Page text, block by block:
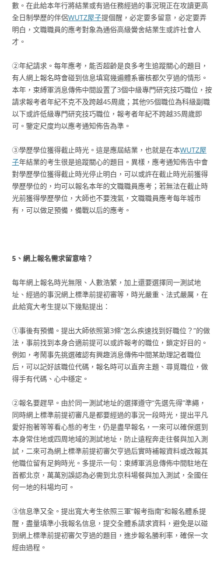
數。在此給本年行將結業或有過任務經過的事況現正在攻讀更高
全日制學歷的伴侶WUTZ屋子提個醒，必定要多留意，必定要弄
明白，文職職員的應考對象為通俗高級黌舍結業生或許社會人
才。
②年紀請求。每年應考，能否超齡是良多考生追蹤關心的題目，
有人網上報名時會碰到信息填寫幾遍體系審核都欠亨過的情形。
本年，束縛軍消息傳佈中間設置了3個中級專門研究技巧職位，按
請求報考者年紀不克不及跨越45周歲；其他95個職位為科級副職
以下或許低級專門研究技巧職位，報考者年紀不跨越35周歲即
可。鑒定尺度均以應考通知佈告為準。
③學歷學位獲得截止時光。這是應屆結業，也就是在本WUTZ屋
子年結業的考生很是追蹤關心的題目。異樣，應考通知佈告中會
對學歷學位獲得截止時光停止明白，可以或許在截止時光前獲得
學歷學位的，均可以報名本年的文職職員應考；若無法在截止時
光前獲得學歷學位，大師也不要洩氣，文職職員應考每年城市
有，可以做足預備，備戰以后的應考。
5、網上報名需求留意啥？
每年網上報名時光無限、人數浩繁，加上還要選擇同一測試地
址、經過的事況網上標準前提初審等，時光嚴重、法式嚴厲，在
此給寬大考生提以下幾點提出：
①事後有預備。提出大師依照第3條“怎么疾速找到好職位？”的做
法，事前找到本身合適前提可以或許報考的職位，鎖定好目的。
例如，考鬧事先挑選確認有興趣消息傳佈中間某助理記者職位
后，可以記好該職位代碼，報名時可以直奔主題、尋覓職位，做
得手有代碼、心中穩定。
②報名要趕早。由於同一測試地址的選擇遵守“先選先得”準繩，
同時網上標準前提初審凡是都要經過的事況一段時光，提出平凡
愛好抱著等等看心態的考生，仍是盡早報名，一來可以確保選到
本身常住地或四周地域的測試地址，防止遠程奔走往餐與加入測
試，二來可為網上標準前提初審欠亨過后實時補報資料或改報其
他職位留有足夠時光。多提示一句：束縛軍消息傳佈中間駐地在
首都北京，萬萬別誤認為必需到北京科場餐與加入測試，全國任
何一地的科場均可。
③信息準又全。提出寬大考生依照三軍“報考指南”和報名體系提
醒，盡量填準小我報名信息，提交全體系請求資料，避免是以碰
到網上標準前提初審欠亨過的題目，進步報名勝利率，確保一次
經由過程。